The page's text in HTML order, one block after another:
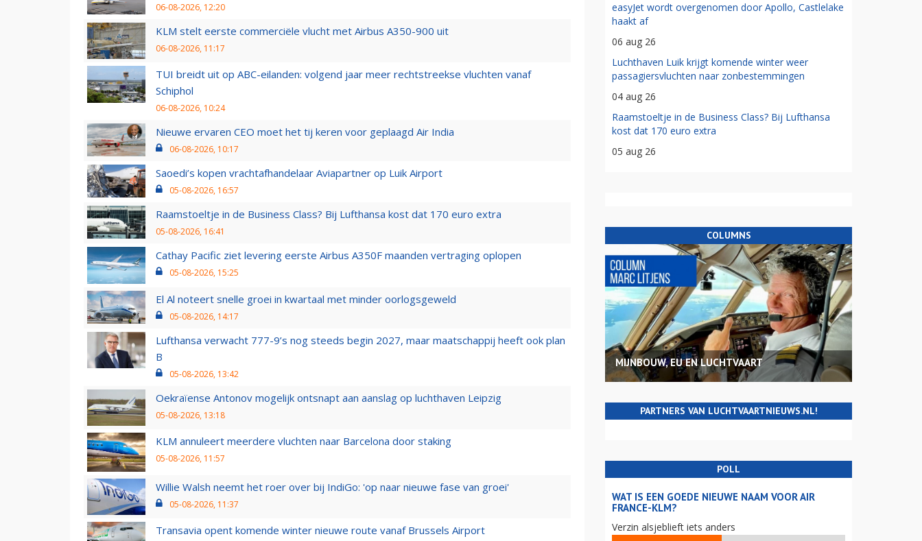
06-08-2026, 12:20
KLM stelt eerste commerciële vlucht met Airbus A350-900 uit
06-08-2026, 11:17
TUI breidt uit op ABC-eilanden: volgend jaar meer rechtstreekse vluchten vanaf
Schiphol
06-08-2026, 10:24
Nieuwe ervaren CEO moet het tij keren voor geplaagd Air India
06-08-2026, 10:17
Saoedi’s kopen vrachtafhandelaar Aviapartner op Luik Airport
05-08-2026, 16:57
Raamstoeltje in de Business Class? Bij Lufthansa kost dat 170 euro extra
05-08-2026, 16:41
Cathay Pacific ziet levering eerste Airbus A350F maanden vertraging oplopen
05-08-2026, 15:25
El Al noteert snelle groei in kwartaal met minder oorlogsgeweld
05-08-2026, 14:17
Lufthansa verwacht 777-9’s nog steeds begin 2027, maar maatschappij heeft ook plan
B
05-08-2026, 13:42
Oekraïense Antonov mogelijk ontsnapt aan aanslag op luchthaven Leipzig
05-08-2026, 13:18
KLM annuleert meerdere vluchten naar Barcelona door staking
05-08-2026, 11:57
Willie Walsh neemt het roer over bij IndiGo: 'op naar nieuwe fase van groei'
05-08-2026, 11:37
Transavia opent komende winter nieuwe route vanaf Brussels Airport
easyJet wordt overgenomen door Apollo, Castlelake
haakt af
06 aug 26
Luchthaven Luik krijgt komende winter weer
passagiersvluchten naar zonbestemmingen
04 aug 26
Raamstoeltje in de Business Class? Bij Lufthansa
kost dat 170 euro extra
05 aug 26
COLUMNS
MIJNBOUW, EU EN LUCHTVAART
PARTNERS VAN LUCHTVAARTNIEUWS.NL!
POLL
WAT IS EEN GOEDE NIEUWE NAAM VOOR AIR
FRANCE-KLM?
Verzin alsjeblieft iets anders